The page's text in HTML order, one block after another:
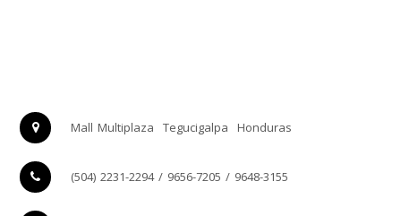
Mall Multiplaza Tegucigalpa Honduras
(504) 2231-2294 / 9656-7205 / 9648-3155